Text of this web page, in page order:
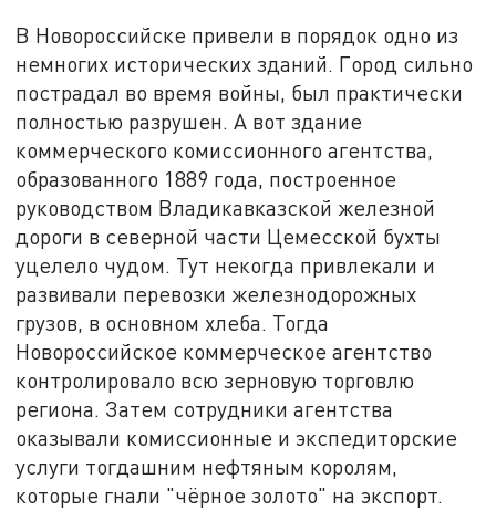
В Новороссийске привели в порядок одно из
немногих исторических зданий. Город сильно
пострадал во время войны, был практически
полностью разрушен. А вот здание
коммерческого комиссионного агентства,
образованного 1889 года, построенное
руководством Владикавказской железной
дороги в северной части Цемесской бухты
уцелело чудом. Тут некогда привлекали и
развивали перевозки железнодорожных
грузов, в основном хлеба. Тогда
Новороссийское коммерческое агентство
контролировало всю зерновую торговлю
региона. Затем сотрудники агентства
оказывали комиссионные и экспедиторские
услуги тогдашним нефтяным королям,
которые гнали "чёрное золото" на экспорт.